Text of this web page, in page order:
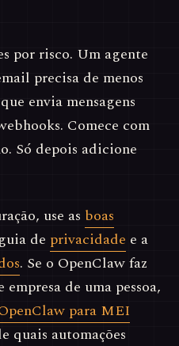
por risco. Um agente
precisa de menos
envia mensagens
Comece com
Só depois adicione
use as boas
de privacidade e a
. Se o OpenClaw faz
de uma pessoa,
para MEI
quais automações